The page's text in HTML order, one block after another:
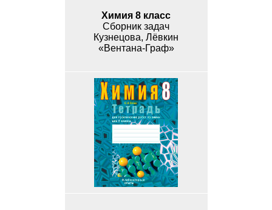
Химия 8 класс
Сборник задач
Кузнецова, Лёвкин
«Вентана-Граф»